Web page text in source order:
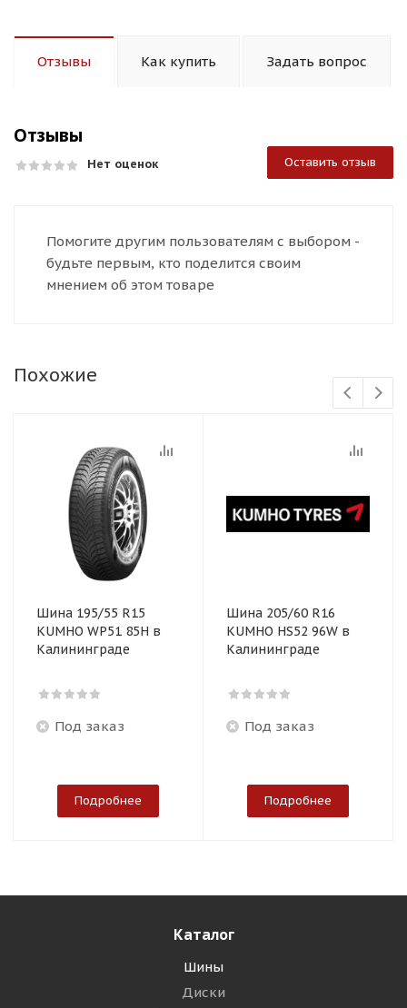
Отзывы Как купить Задать вопрос
Отзывы
Нет оценок Оставить отзыв
Помогите другим пользователям с выбором -
будьте первым, кто поделится своим
мнением об этом товаре
Похожие
Шина 195/55 R15
KUMHO WP51 85H в
Калининграде
Под заказ
Подробнее
Шина 205/60 R16
KUMHO HS52 96W в
Калининграде
Под заказ
Подробнее
Каталог
Шины
Диски